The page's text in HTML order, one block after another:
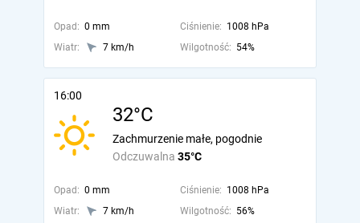
Opad: 0 mm Ciśnienie: 1008 hPa
Wiatr:
7 km/h Wilgotność: 54%
16:00
32°C
Odczuwalna 35°C
Zachmurzenie małe, pogodnie
Opad: 0 mm Ciśnienie: 1008 hPa
Wiatr:
7 km/h Wilgotność: 56%